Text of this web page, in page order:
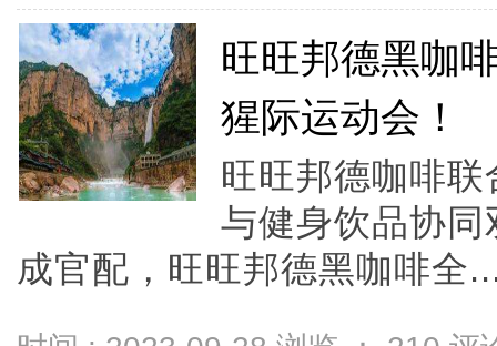
旺旺邦德黑咖
猩际运动会！
旺旺邦德咖啡
与健身饮品协
成官配，旺旺邦德黑咖啡全